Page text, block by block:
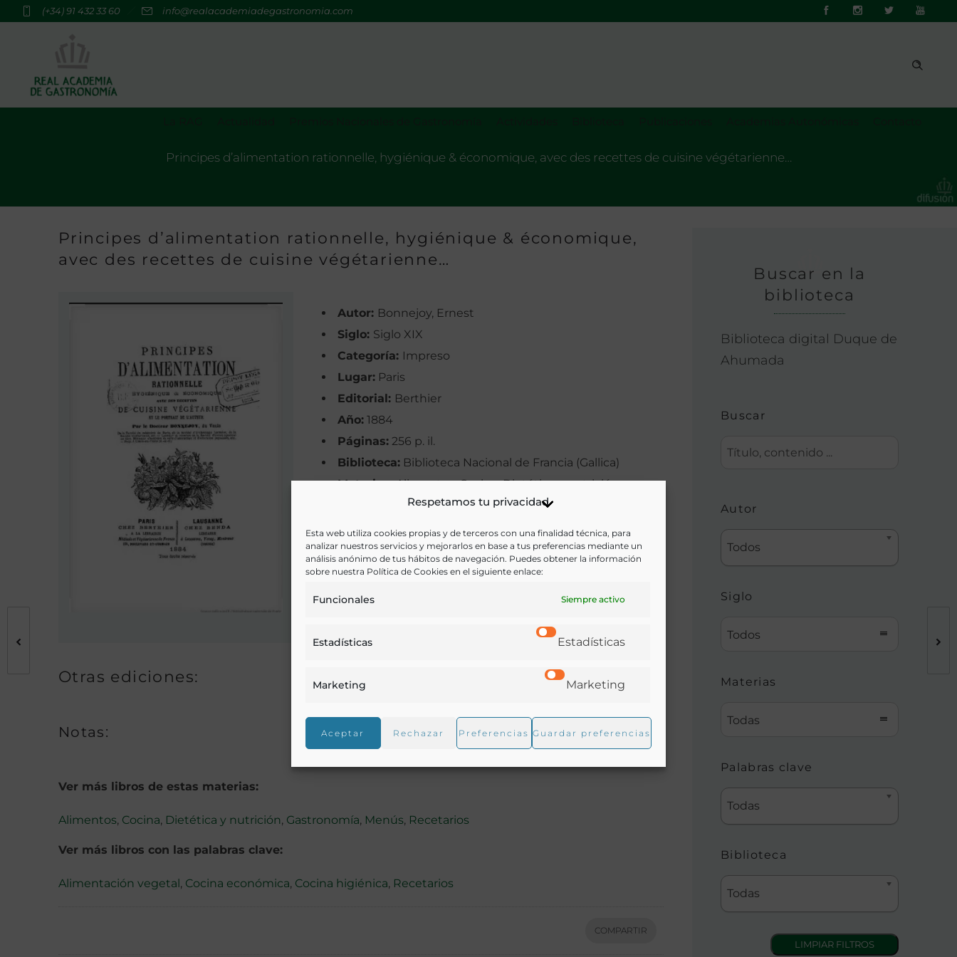
Respetamos tu privacidad
Esta web utiliza cookies propias y de terceros con una finalidad técnica, para
analizar nuestros servicios y mejorarlos en base a tus preferencias mediante un
análisis anónimo de tus hábitos de navegación. Puedes obtener la información
sobre nuestra Política de Cookies en el siguiente enlace:
Funcionales Siempre activo
Estadísticas Estadísticas
Marketing Marketing
Aceptar Rechazar Preferencias Guardar preferencias
(+34) 91 432 33 60 info@realacademiadegastronomia.com
Principes d’alimentation rationnelle, hygiénique & économique, avec des recettes de cuisine végétarienne…
Principes d’alimentation rationnelle, hygiénique & économique,
avec des recettes de cuisine végétarienne…
Autor: Bonnejoy, Ernest
Siglo: Siglo XIX
Categoría: Impreso
Lugar: Paris
Editorial: Berthier
Año: 1884
Páginas: 256 p. il.
Biblioteca: Biblioteca Nacional de Francia (Gallica)
Materias:Alimentos, Cocina, Dietética y nutrición,
Gastronomía, Menús, Recetarios
Palabras clave:
Alimentación vegetal, Cocina
económica, Cocina higiénica, Recetarios
Idioma:Francés
Otras ediciones:
Notas:
Ver más libros de estas materias:
Alimentos, Cocina, Dietética y nutrición, Gastronomía, Menús, Recetarios
Ver más libros con las palabras clave:
Alimentación vegetal, Cocina económica, Cocina higiénica, Recetarios
COMPARTIR
Buscar en la
biblioteca
Biblioteca digital Duque de
Ahumada
Buscar
Autor
Todos
Siglo
Todos
Materias
Todas
Palabras clave
Todas
Biblioteca
Todas